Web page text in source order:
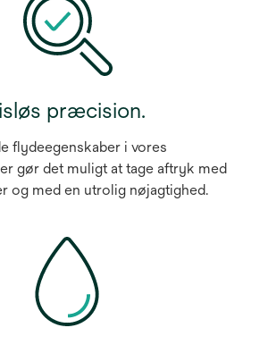
præcision.
flydeegenskaber i vores
gør det muligt at tage aftryk med
og med en utrolig nøjagtighed.